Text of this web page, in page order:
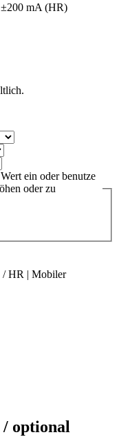
mA (HR)
ein oder benutze
oder zu
/ HR | Mobiler
/ optional